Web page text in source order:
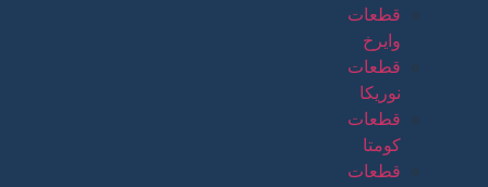
قطعات
وایرخ
قطعات
نوریکا
قطعات
کومتا
قطعات